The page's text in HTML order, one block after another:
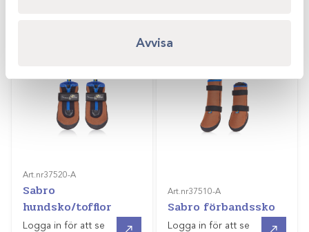
Avvisa
Art.nr37520-A
Sabro
hundsko/tofflor
Logga in för att se
Art.nr37510-A
Sabro förbandssko
Logga in för att se